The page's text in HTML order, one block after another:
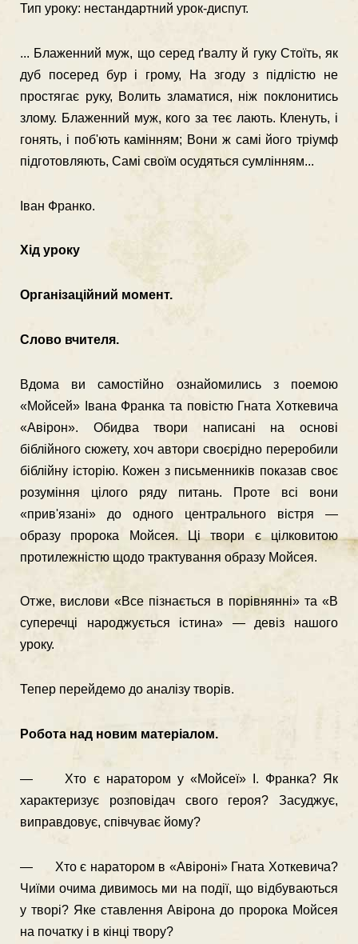
Тип уроку: нестандартний урок-диспут.
... Блаженний муж, що серед ґвалту й гуку Стоїть, як
дуб посеред бур і грому, На згоду з підлістю не
простягає руку, Волить зламатися, ніж поклонитись
злому. Блаженний муж, кого за теє лають. Кленуть, і
гонять, і поб'ють камінням; Вони ж самі його тріумф
підготовляють, Самі своїм осудяться сумлінням...
Іван Франко.
Хід уроку
Організаційний момент.
Слово вчителя.
Вдома ви самостійно ознайомились з поемою
«Мойсей» Івана Франка та повістю Гната Хоткевича
«Авірон». Обидва твори написані на основі
біблійного сюжету, хоч автори сво­єрідно переробили
біблійну історію. Кожен з письменників показав своє
розуміння цілого ряду питань. Проте всі вони
«прив'язані» до одного центрального вістря —
образу про­рока Мойсея. Ці твори є цілковитою
протилежністю щодо трактування образу Мойсея.
Отже, вислови «Все пізнається в порівнянні» та «В
су­перечці народжується істина» — девіз нашого
уроку.
Тепер перейдемо до аналізу творів.
Робота над новим матеріалом.
— Хто є наратором у «Мойсеї» І. Франка? Як
харак­теризує розповідач свого героя? Засуджує,
виправ­довує, співчуває йому?
— Хто є наратором в «Авіроні» Гната Хоткевича?
Чи­їми очима дивимось ми на події, що відбуваються
у творі? Яке ставлення Авірона до пророка Мойсея
на початку і в кінці твору?